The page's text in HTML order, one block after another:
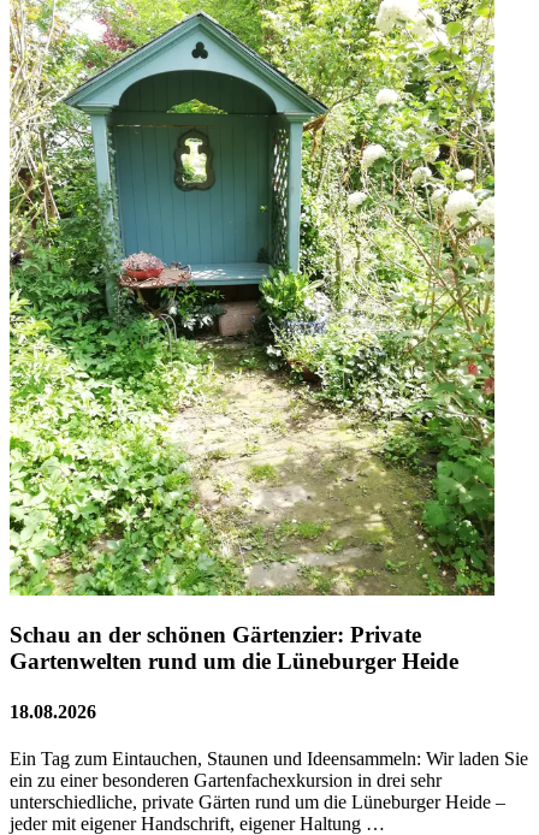
Schau an der schönen Gärtenzier: Private
Gartenwelten rund um die Lüneburger Heide
18.08.2026
Ein Tag zum Eintauchen, Staunen und Ideensammeln: Wir laden Sie
ein zu einer besonderen Gartenfachexkursion in drei sehr
unterschiedliche, private Gärten rund um die Lüneburger Heide –
jeder mit eigener Handschrift, eigener Haltung …